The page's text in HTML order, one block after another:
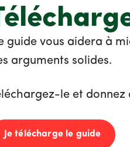
guide vous aidera à
arguments solides.
le et
Je télécharge le guide